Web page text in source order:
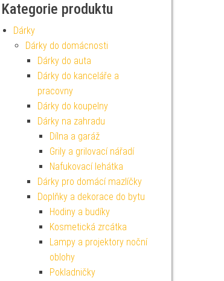
Kategorie produktu
Dárky
Dárky do domácnosti
Dárky do auta
Dárky do kanceláře a
pracovny
Dárky do koupelny
Dárky na zahradu
Dílna a garáž
Grily a grilovací nářadí
Nafukovací lehátka
Dárky pro domácí mazlíčky
Doplňky a dekorace do bytu
Hodiny a budíky
Kosmetická zrcátka
Lampy a projektory noční
oblohy
Pokladničky